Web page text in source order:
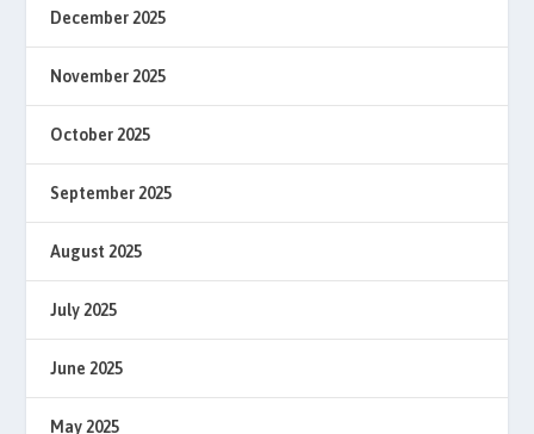
December 2025
November 2025
October 2025
September 2025
August 2025
July 2025
June 2025
May 2025